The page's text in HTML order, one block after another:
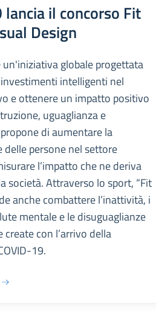
lancia il concorso Fit
Design
un'iniziativa globale progettata
intelligenti nel
e ottenere un impatto positivo
uguaglianza e
di aumentare la
delle persone nel settore
l’impatto che ne deriva
società. Attraverso lo sport, “Fit
anche combattere l’inattività, i
mentale e le disuguaglianze
create con l’arrivo della
19.